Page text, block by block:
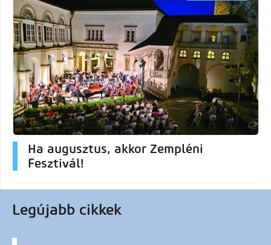
Ha augusztus, akkor Zempléni
Fesztivál!
Legújabb cikkek